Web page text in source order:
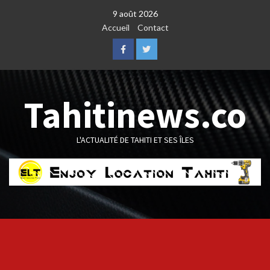
9 août 2026
Accueil
Contact
FacebookTwitter
Tahitinews.co
L'ACTUALITÉ DE TAHITI ET SES ÎLES